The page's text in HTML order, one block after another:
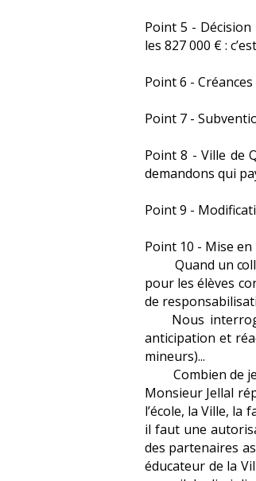
Point 5 -
les 827 000 € :
Point 6 - Créances
Point 7 -
Point 8 - Ville de
demandons qui
Point 9 -
Point 10 - Mise en
Quand un
pour les élèves
de
Nous
anticipation et
mineurs)...
Combien de
Monsieur Jellal
l’école, la Ville, la
il faut une
des partenaires
éducateur de la